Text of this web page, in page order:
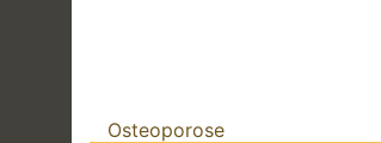
Osteoporose